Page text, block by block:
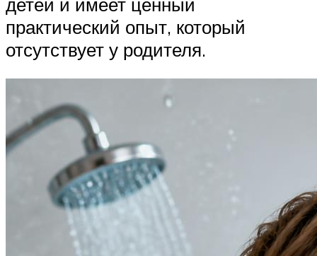
практический опыт, который
отсутствует у родителя.